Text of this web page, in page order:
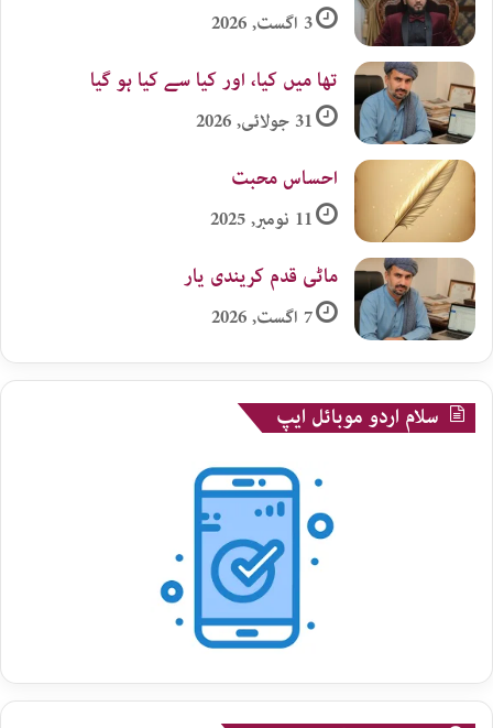
3 اگست, 2026
تھا میں کیا، اور کیا سے کیا ہو گیا
31 جولائی, 2026
احساس محبت
11 نومبر, 2025
ماٹی قدم کریندی یار
7 اگست, 2026
سلام اردو موبائل ایپ